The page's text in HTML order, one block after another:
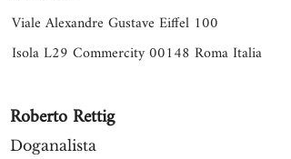
Viale Alexandre Gustave Eiffel 100
Isola L29 Commercity 00148 Roma Italia
Roberto Rettig
Doganalista